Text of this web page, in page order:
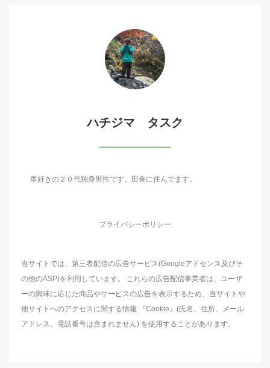
ハチジマ タスク
車好きの２０代独身男性です。田舎に住んでます。
プライバシーポリシー
当サイトでは、第三者配信の広告サービス(Googleアドセンス及びそ
の他のASP)を利用しています。 これらの広告配信事業者は、ユーザ
ーの興味に応じた商品やサービスの広告を表示するため、当サイトや
他サイトへのアクセスに関する情報 『Cookie』(氏名、住所、メール
アドレス、電話番号は含まれません) を使用することがあります。